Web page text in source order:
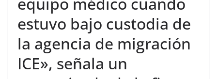
estuvo bajo custodia de
la agencia de migración
ICE», señala un